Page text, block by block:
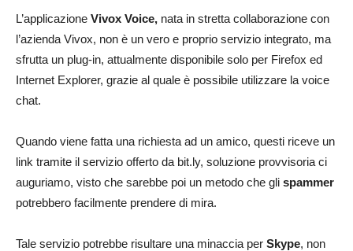
L’applicazione Vivox Voice, nata in stretta collaborazione con
l’azienda Vivox, non è un vero e proprio servizio integrato, ma
sfrutta un plug-in, attualmente disponibile solo per Firefox ed
Internet Explorer, grazie al quale è possibile utilizzare la voice
chat.
Quando viene fatta una richiesta ad un amico, questi riceve un
link tramite il servizio offerto da bit.ly, soluzione provvisoria ci
auguriamo, visto che sarebbe poi un metodo che gli spammer
potrebbero facilmente prendere di mira.
Tale servizio potrebbe risultare una minaccia per Skype, non